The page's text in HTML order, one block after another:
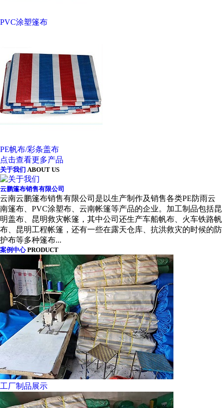
PVC涂塑篷布
PE帆布/彩条盖布
点击查看更多产品
关于我们 ABOUT US
云鹏篷布销售有限公司
云南云鹏篷布销售有限公司是以生产制作及销售各类PE防雨云
南篷布、PVC涂塑布、云南帐篷等产品的企业。加工制品包括昆
明盖布、昆明救灾帐篷，其中公司还生产车船帆布、火车铁路帆
布、昆明工程帐篷，还有一些在露天仓库、抗洪救灾的时候的防
护布等多种篷布...
案例中心 PRODUCT
工厂制品展示